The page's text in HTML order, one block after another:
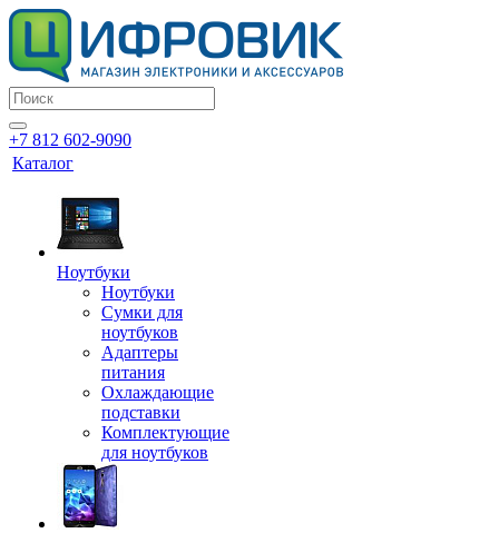
+7 812 602-9090
Каталог
Ноутбуки
Ноутбуки
Сумки для
ноутбуков
Адаптеры
питания
Охлаждающие
подставки
Комплектующие
для ноутбуков